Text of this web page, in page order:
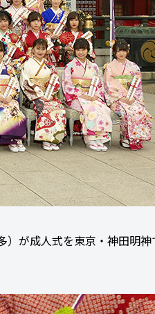
）が成人式を東京・神田明